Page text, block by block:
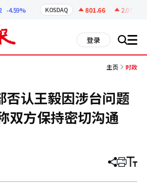
-4.59% KOSDAQ 801.66 2.07
登录 搜 all
主页 时政
否认王毅因涉台问题
双方保持密切沟通
分
章
打 调
小